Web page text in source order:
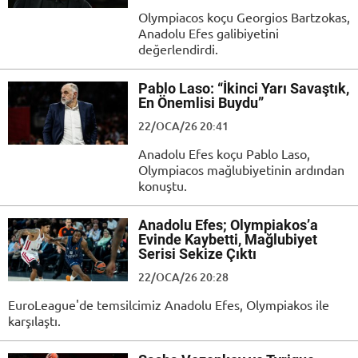
Olympiacos koçu Georgios Bartzokas,
Anadolu Efes galibiyetini
değerlendirdi.
Pablo Laso: “İkinci Yarı Savaştık,
En Önemlisi Buydu”
22/OCA/26 20:41
Anadolu Efes koçu Pablo Laso,
Olympiacos mağlubiyetinin ardından
konuştu.
Anadolu Efes; Olympiakos’a
Evinde Kaybetti, Mağlubiyet
Serisi Sekize Çıktı
22/OCA/26 20:28
EuroLeague'de temsilcimiz Anadolu Efes, Olympiakos ile
karşılaştı.